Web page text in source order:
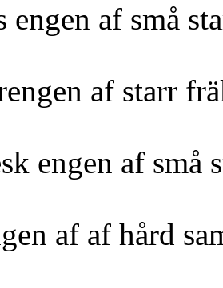
af små
af starr
engen af små
af af hård